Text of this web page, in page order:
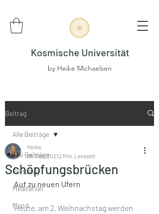
Kosmische Universität
by Heike Michaelsen
Beitrag
Alle Beiträge
Portaltag
Meditation
Mond
Alle Beiträge
Schöpfungsbrücken
Heike
26. Dez. 20212 Min. Lesezeit
Auf zu neuen Ufern
Heute, am 2. Weihnachstag werden